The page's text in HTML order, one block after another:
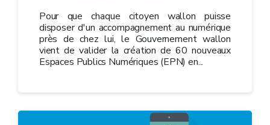
Pour que chaque citoyen wallon puisse
disposer d'un accompagnement au numérique
près de chez lui, le Gouvernement wallon
vient de valider la création de 60 nouveaux
Espaces Publics Numériques (EPN) en...